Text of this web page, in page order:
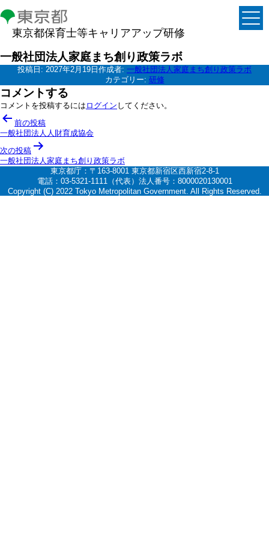
東京都保育士等キャリアアップ研修
一般社団法人家庭まち創り政策ラボ
投稿日: 2027年2月19日 作成者: 一般社団法人家庭まち創り政策ラボ
カテゴリー: 研修
コメントする
コメントを投稿するには ログイン してください。
投
稿
ナ
ビ
ー
前の投稿
一般社団法人人財育成協会
次の投稿
一般社団法人家庭まち創り政策ラボ
東京都庁：〒163-8001 東京都新宿区西新宿2-8-1
電話：03-5321-1111（代表）法人番号：8000020130001
Copyright (C) 2022 Tokyo Metropolitan Government. All Rights Reserved.